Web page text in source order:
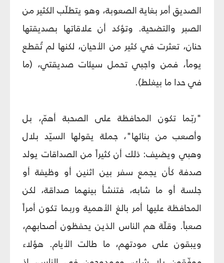
الصديق أمر بغاية الصعوبة، وهو يتطلّب الكثير من
الصبر والتضحية. وتؤكد أن علاقاتها بصديقتها
حنان، تعثرت في كثير من الأحيان، لكنها لم تُقطع
يوماً، فمن واجبي تحمل سيئات صديقتي، (ما
في حدا ما بيغلط).
"ربّما تكون المحافظة على الصحبة أهمّ، بل
وأصعب من بنائها"، جملة يقولها السيّد بلال
وهبي ويضيف: ذلك أن كثيراً من الصداقات يولد
صدفة كأن يجمع سفر بين اثنين أو وظيفة أو
جلسة أو ما شابه، فتنشأ بينهما صداقة، لكن
المحافظة عليها أمر بالغ الأهمية وربما تكون أمراً
صعباً. وقلّة هم الناس الذين يحفظون أصحابهم،
ويبقون على مودتهم، ما طالت الأيام. هؤلاء